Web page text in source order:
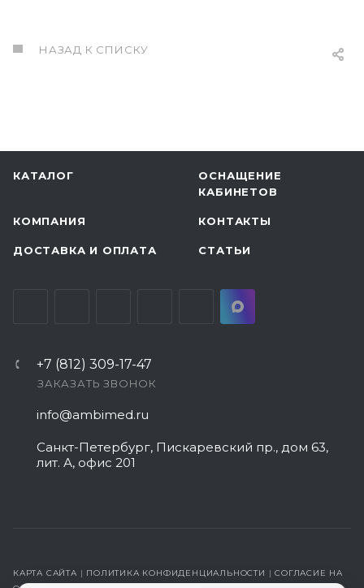
НАЗАД К СПИСКУ
КАТАЛОГ
ОСНАЩЕНИЕ
КАБИНЕТОВ
КОМПАНИЯ КОНТАКТЫ
ДОСТАВКА И ОПЛАТА СТАТЬИ
+7 (812) 309-17-47
ЗАКАЗАТЬ ЗВОНОК
info@ambimed.ru
Санкт-Петербург, Пискаревский пр., дом 63,
лит. А, офис 201
КАРТА САЙТА | ПОЛИТИКА КОНФИДЕНЦИАЛЬНОСТИ |СОГЛАСИЕ НА